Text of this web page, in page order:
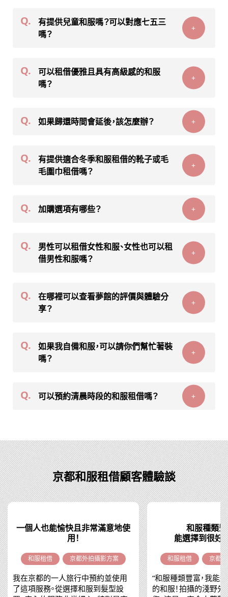
Q.
有提供兒童和服嗎？可以對應七五三
嗎？
+
Q.
可以租借優雅且具有高級感的和服
嗎？
+
Q. 如果歸還時間會延後，該怎麼辦？ +
Q.
有提供適合冬季和服租借的靴子或毛
毛圍巾租借嗎？
+
Q. 加購選項有哪些？ +
Q.
男性可以租借女性和服、女性也可以租
借男性和服嗎？
+
Q.
在哪裡可以查看夢館的評價與體驗分
享？
+
Q.
如果我自備和服，可以請你們幫忙著裝
嗎？
+
Q. 可以預約清晨時段的和服租借嗎？ +
京都和服租借顧客體驗談
一個人也能愉快且非常滿意地使
用！
和服租借 京都外拍攝影方案
我在京都的一人旅行中預約並使用
了這項服務。從選擇和服到髮型設
和服種類豐
能選擇到很好
和服租借 京都
“和服種類豐富，我能
的和服！拍攝的淺野